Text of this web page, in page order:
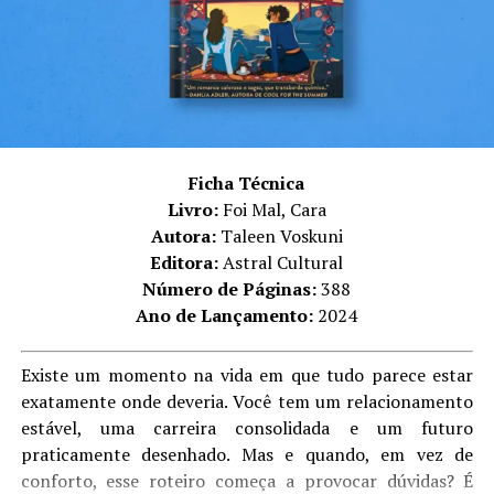
forma natural e admirável. Entretanto, a gordofobia,
doenças crônicas e saída do armário foram temas
deixados em segundo plano, e que poderiam terem sido
mais bem explorados ou até mesmo, no caso da doença
uma outra história (Georgia, inclusive, merecia um livro
Resenha | Sua Alteza Real – uma história clichê para
aquecer o coração
debochada, egoísta e grosseira. Apesar de muitas vezes
ser compreensível sua revolta, por outro lado, se torna
cansativo as inúmeras vezes em que ela é desnecessária
(no sentido de indelicada e grossa mesmo) em algumas
Ficha Técnica
Livro: Foi Mal, Cara
Autora:Taleen Voskuni
Editora:Astral Cultural
Número de Páginas:388
Ano de Lançamento: 2024
Existe um momento na vida em que tudo parece estar
exatamente onde deveria. Você tem um relacionamento
estável, uma carreira consolidada e um futuro
praticamente desenhado. Mas e quando, em vez de
conforto, esse roteiro começa a provocar dúvidas? É